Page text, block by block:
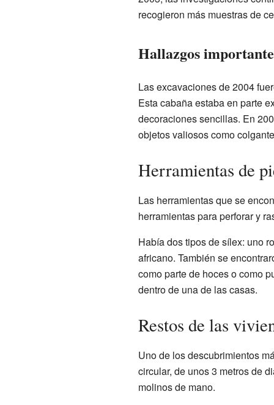
recogieron más muestras de
Hallazgos
Las excavaciones de 2004
Esta cabaña estaba en parte
decoraciones sencillas. En
objetos valiosos como
Herramientas de
Las herramientas que se
herramientas para perforar y
Había dos tipos de sílex: uno
africano. También se
como parte de hoces o como
dentro de una de las casas.
Restos de las
Uno de los descubrimientos
circular, de unos 3 metros de
molinos de mano.